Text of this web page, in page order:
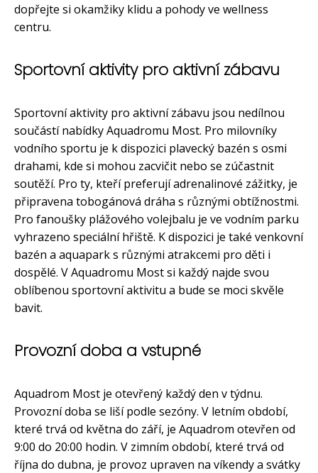
dopřejte si okamžiky klidu a pohody ve wellness
centru.
Sportovní aktivity pro aktivní zábavu
Sportovní aktivity pro aktivní zábavu jsou nedílnou
součástí nabídky Aquadromu Most. Pro milovníky
vodního sportu je k dispozici plavecký bazén s osmi
drahami, kde si mohou zacvičit nebo se zúčastnit
soutěží. Pro ty, kteří preferují adrenalinové zážitky, je
připravena tobogánová dráha s různými obtížnostmi.
Pro fanoušky plážového volejbalu je ve vodním parku
vyhrazeno speciální hřiště. K dispozici je také venkovní
bazén a aquapark s různými atrakcemi pro děti i
dospělé. V Aquadromu Most si každý najde svou
oblíbenou sportovní aktivitu a bude se moci skvěle
bavit.
Provozní doba a vstupné
Aquadrom Most je otevřený každý den v týdnu.
Provozní doba se liší podle sezóny. V letním období,
které trvá od května do září, je Aquadrom otevřen od
9:00 do 20:00 hodin. V zimním období, které trvá od
října do dubna, je provoz upraven na víkendy a svátky